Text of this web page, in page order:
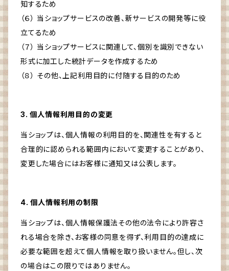
知するため
（６） 当ショップサービスの改善、新サービスの開発等に役
立てるため
（７） 当ショップサービスに関連して、個別を識別できない
形式に加工した統計データを作成するため
（８） その他、上記利用目的に付随する目的のため
3. 個人情報利用目的の変更
当ショップは、個人情報の利用目的を、関連性を有すると
合理的に認められる範囲内において変更することがあり、
変更した場合にはお客様に通知又は公表します。
4. 個人情報利用の制限
当ショップは、個人情報保護法その他の法令により許容さ
れる場合を除き、お客様の同意を得ず、利用目的の達成に
必要な範囲を超えて個人情報を取り扱いません。但し、次
の場合はこの限りではありません。